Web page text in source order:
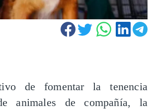
de fomentar la tenencia
animales de compañía, la